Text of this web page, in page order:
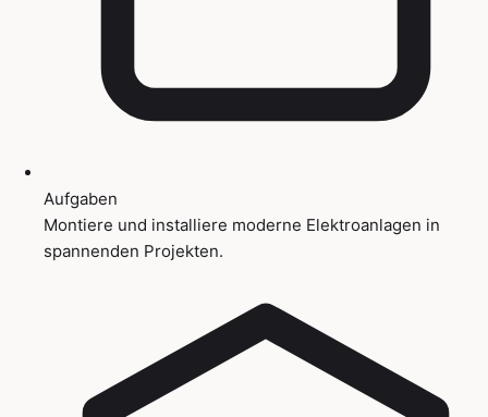
Aufgaben
Montiere und installiere moderne Elektroanlagen in
spannenden Projekten.